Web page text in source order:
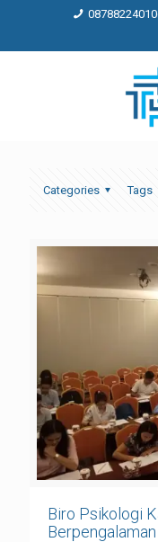
Categories Tags
Biro Psikologi
Berpengalaman